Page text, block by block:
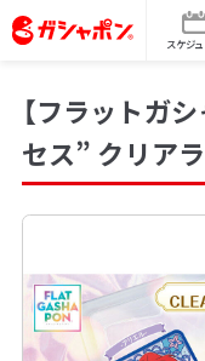
スケジ
【フラットガ
セス” クリア